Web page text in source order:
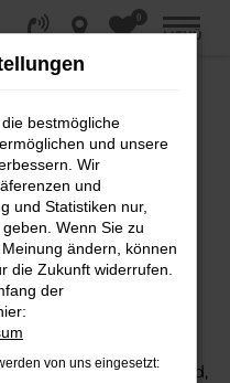
0
MENÜ
|
NACH
WIE
BERLIN
unterwegs sind,
bestmögliche
und unsere
Wir
und
und Statistiken nur,
Wenn Sie zu
ändern, können
die Zukunft widerrufen.
der
von uns eingesetzt: